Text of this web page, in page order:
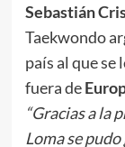
Sebastián
Taekwondo
país al que se
fuera de
“Gracias a la
Loma se